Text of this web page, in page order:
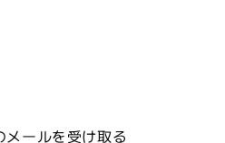
メールを受け取る